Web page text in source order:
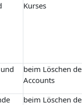
Kurses
beim Löschen
Accounts
beim Löschen